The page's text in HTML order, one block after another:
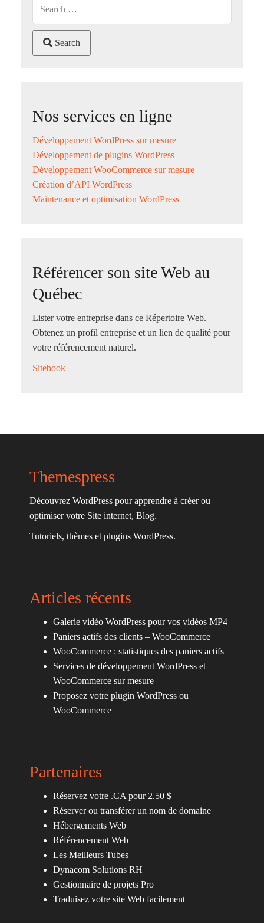
Search
Nos services en ligne
Développement WordPress sur mesure
Développement de plugins WordPress
Développement WooCommerce sur mesure
Création d’API WordPress
Maintenance et optimisation WordPress
Référencer son site Web au
Québec
Lister votre entreprise dans ce Répertoire Web.
Obtenez un profil entreprise et un lien de qualité pour
votre référencement naturel.
Sitebook
Themespress
Découvrez WordPress pour apprendre à créer ou
optimiser votre Site internet, Blog.
Tutoriels, thèmes et plugins WordPress.
Articles récents
Galerie vidéo WordPress pour vos vidéos MP4
Paniers actifs des clients – WooCommerce
WooCommerce : statistiques des paniers actifs
Services de développement WordPress et
WooCommerce sur mesure
Proposez votre plugin WordPress ou
WooCommerce
Partenaires
Réservez votre .CA pour 2.50 $
Réserver ou transférer un nom de domaine
Hébergements Web
Référencement Web
Les Meilleurs Tubes
Dynacom Solutions RH
Gestionnaire de projets Pro
Traduisez votre site Web facilement